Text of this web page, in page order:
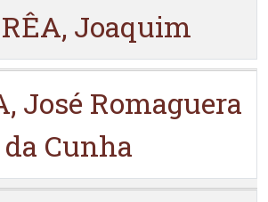
Joaquim
José Romaguera
da Cunha